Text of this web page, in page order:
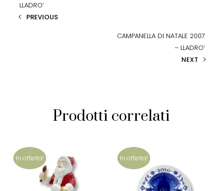
LLADRO’
PREVIOUS
CAMPANELLA DI NATALE 2007
– LLADRO’
NEXT
Prodotti correlati
In offerta! In offerta!